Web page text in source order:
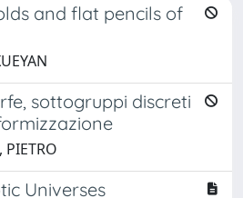
and flat pencils of
sottogruppi discreti
Universes